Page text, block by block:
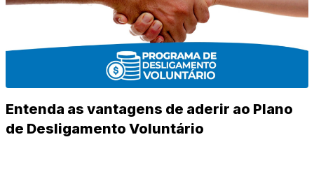
Entenda as vantagens de aderir ao Plano
de Desligamento Voluntário